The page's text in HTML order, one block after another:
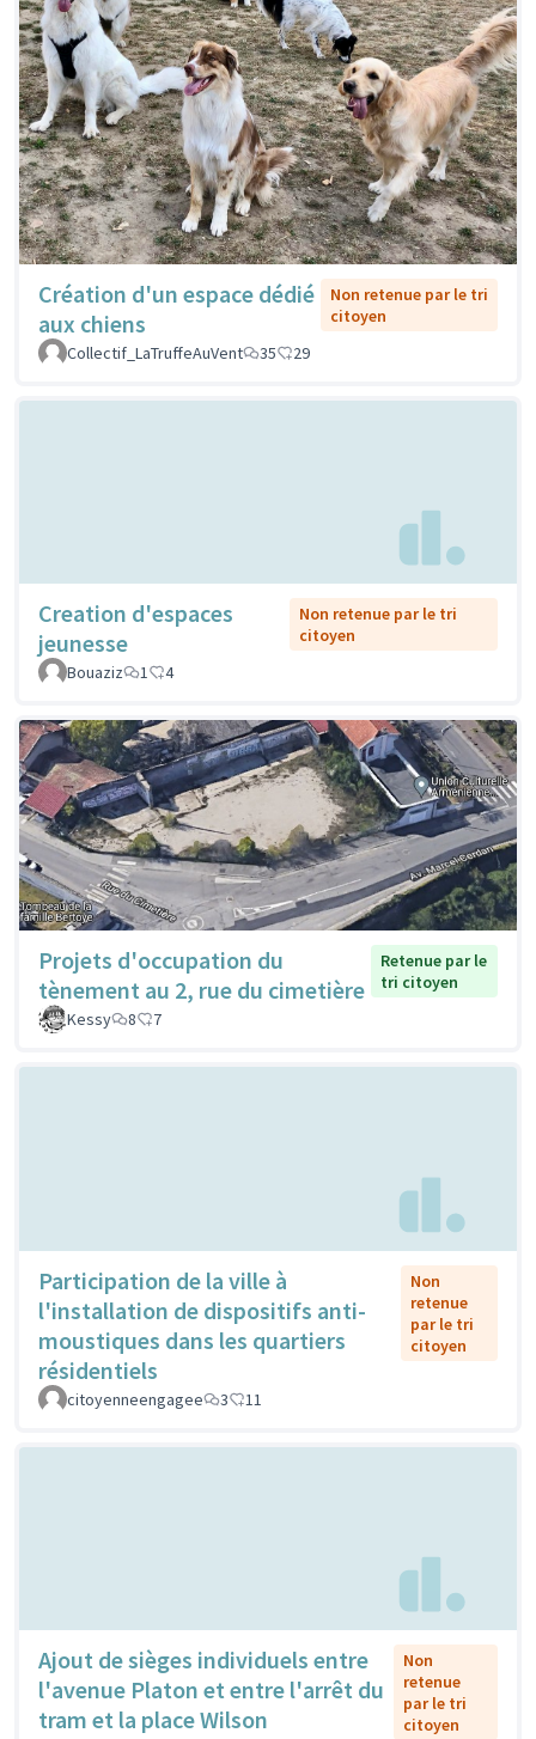
Création d'un espace dédié
aux chiens
Non retenue par le tri
citoyen
Collectif_LaTruffeAuVent
35 29
Creation d'espaces
jeunesse
Non retenue par le tri
citoyen
Bouaziz
1 4
Projets d'occupation du
tènement au 2, rue du cimetière
Retenue par le
tri citoyen
Kessy
8 7
Participation de la ville à
l'installation de dispositifs anti-
moustiques dans les quartiers
résidentiels
Non
retenue
par le tri
citoyen
citoyenneengagee 3 11
Ajout de sièges individuels entre
l'avenue Platon et entre l'arrêt du
tram et la place Wilson
Non
retenue
par le tri
citoyen